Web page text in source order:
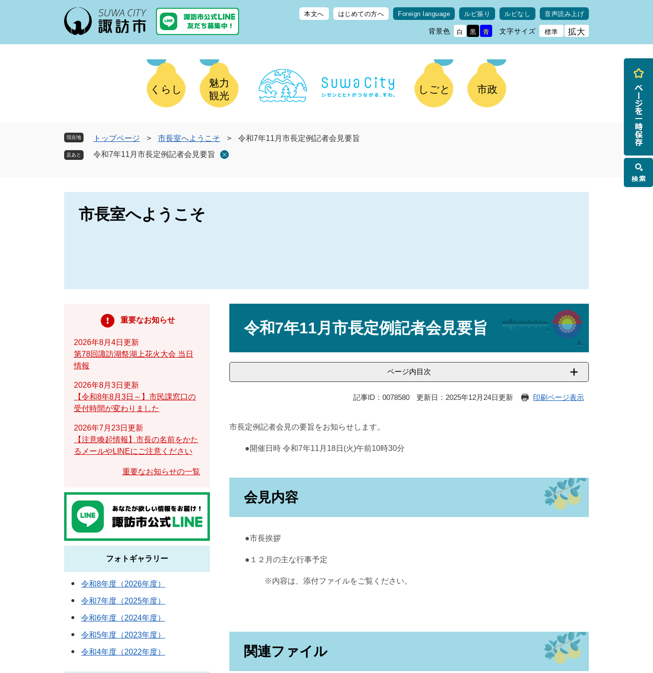
本文へ はじめての方へ Foreign language ルビ振り ルビなし 音声読み上げ
背景色 白 黒 青 文字サイズ 標準 拡大
くらし
魅力
観光
しごと 市政
現在地 トップページ > 市長室へようこそ >
令和7年11月市長定例記者会見要旨
令和7年11月市長定例記者会見要旨
市長室へようこそ
令和7年11月市長定例記者会見要旨
ページ内目次
記事ID：0078580 更新日：2025年12月24日更新 印刷ページ表示
市長定例記者会見の要旨をお知らせします。
●開催日時 令和7年11月18日(火)午前10時30分
会見内容
●市長挨拶
●１２月の主な行事予定
※内容は、添付ファイルをご覧ください。
関連ファイル
重要なお知らせ
2026年8月4日更新
第78回諏訪湖祭湖上花火大会 当日
情報
2026年8月3日更新
【令和8年8月3日～】市民課窓口の
受付時間が変わりました
2026年7月23日更新
【注意喚起情報】市長の名前をかた
るメールやLINEにご注意ください
重要なお知らせの一覧
フォトギャラリー
令和8年度（2026年度）
令和7年度（2025年度）
令和6年度（2024年度）
令和5年度（2023年度）
令和4年度（2022年度）